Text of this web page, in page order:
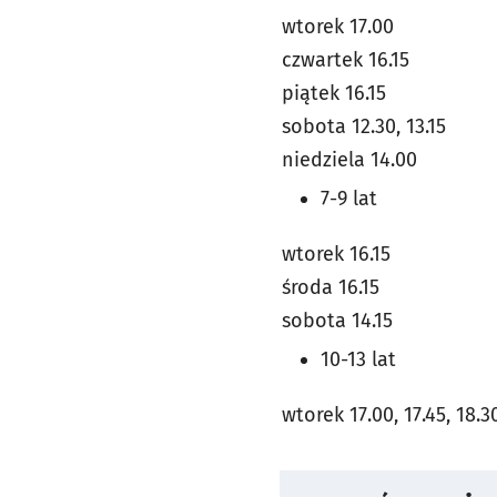
wtorek 17.00
czwartek 16.15
piątek 16.15
sobota 12.30, 13.15
niedziela 14.00
7-9 lat
wtorek 16.15
środa 16.15
sobota 14.15
10-13 lat
wtorek 17.00, 17.45,